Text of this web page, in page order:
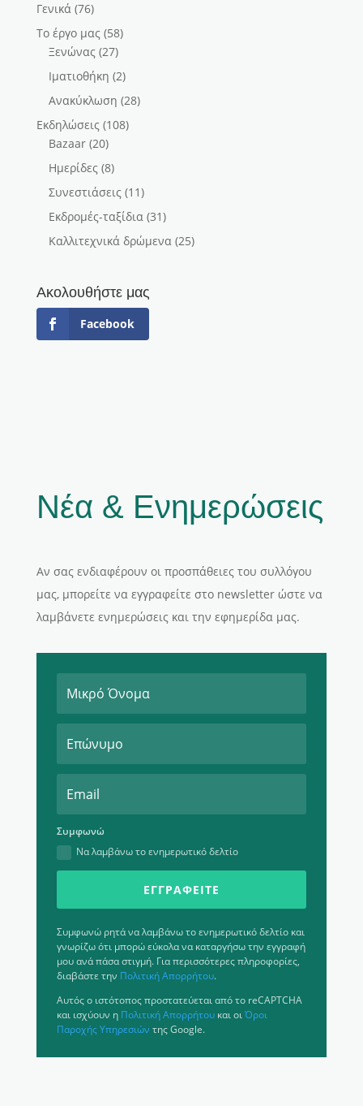
Γενικά(76)
Το έργο μας(58)
Ξενώνας(27)
Ιματιοθήκη (2)
Ανακύκλωση (28)
Εκδηλώσεις(108)
Bazaar(20)
Ημερίδες(8)
Συνεστιάσεις(11)
Εκδρομές-ταξίδια(31)
Καλλιτεχνικά δρώμενα(25)
Ακολουθήστε μας
Facebook
Νέα & Ενημερώσεις
Αν σας ενδιαφέρουν οι προσπάθειες του συλλόγου
μας, μπορείτε να εγγραφείτε στο newsletter ώστε να
λαμβάνετε ενημερώσεις και την εφημερίδα μας.
Συμφωνώ
Να λαμβάνω το ενημερωτικό δελτίο
ΕΓΓΡΑΦΕΊΤΕ
Συμφωνώ ρητά να λαμβάνω το ενημερωτικό δελτίο και
γνωρίζω ότι μπορώ εύκολα να καταργήσω την εγγραφή
μου ανά πάσα στιγμή. Για περισσότερες πληροφορίες,
διαβάστε την Πολιτική Απορρήτου.
Αυτός ο ιστότοπος προστατεύεται από το reCAPTCHA
και ισχύουν η Πολιτική Απορρήτουκαι οιΌροι
Παροχής Υπηρεσιών της Google.